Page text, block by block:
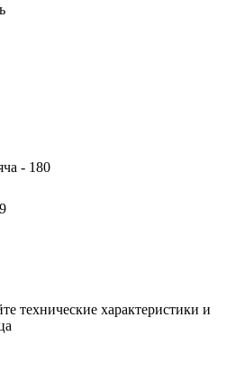
- 180
технические характеристики и